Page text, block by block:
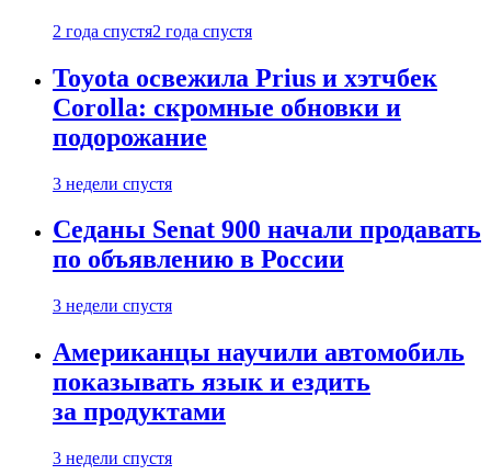
2 года спустя2 года спустя
Toyota освежила Prius и хэтчбек
Corolla: скромные обновки и
подорожание
3 недели спустя
Седаны Senat 900 начали продавать
по объявлению в России
3 недели спустя
Американцы научили автомобиль
показывать язык и ездить
за продуктами
3 недели спустя